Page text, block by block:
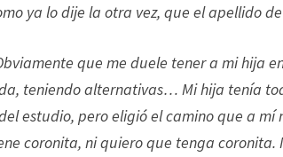
ya lo dije la otra vez, que el apellido
que me duele tener a mi hija
teniendo alternativas… Mi hija tenía
estudio, pero eligió el camino que a
coronita, ni quiero que tenga